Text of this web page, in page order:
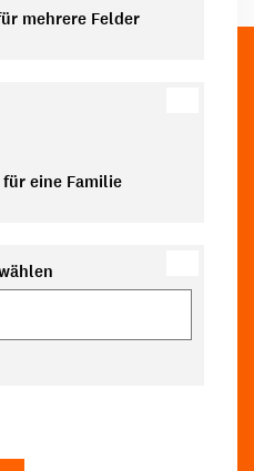
mehrere Felder
für eine Familie